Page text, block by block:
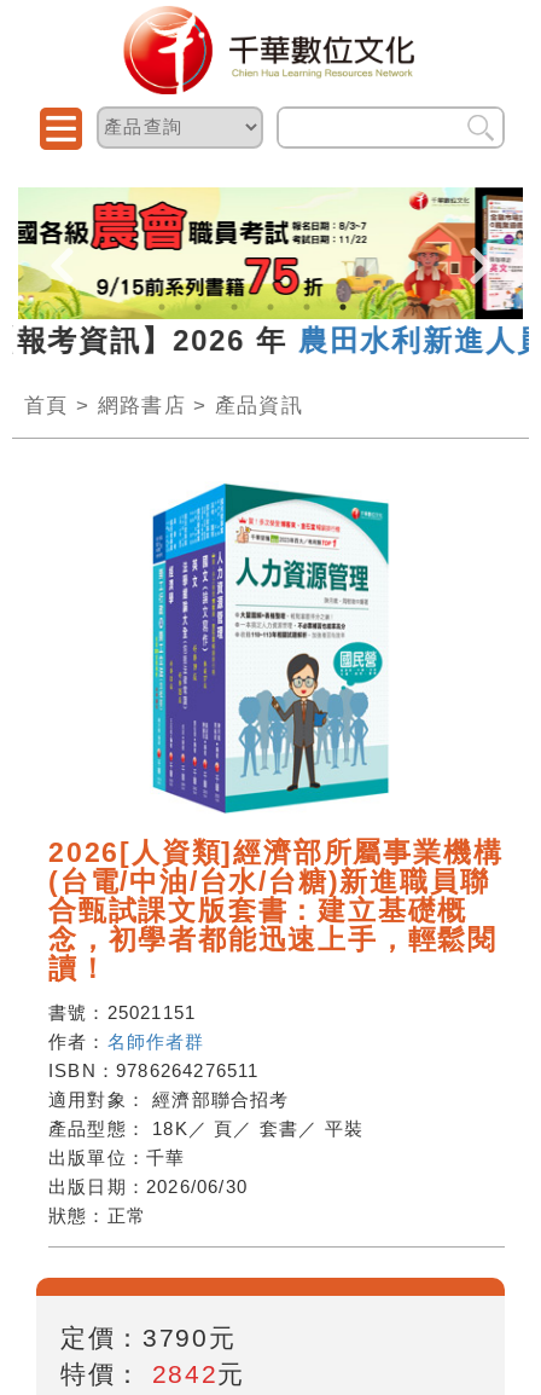
資訊】2026 年農田水利新進人員
首頁 > 網路書店 > 產品資訊
2026[人資類]經濟部所屬事業機構
(台電/中油/台水/台糖)新進職員聯
合甄試課文版套書：建立基礎概
念，初學者都能迅速上手，輕鬆閱
讀！
書號： 25021151
作者： 名師作者群
ISBN： 9786264276511
適用對象：經濟部聯合招考
產品型態： 18K ／ 頁 ／ 套書 ／ 平裝
出版單位： 千華
出版日期： 2026/06/30
狀態： 正常
定價： 3790元
特價： 2842元